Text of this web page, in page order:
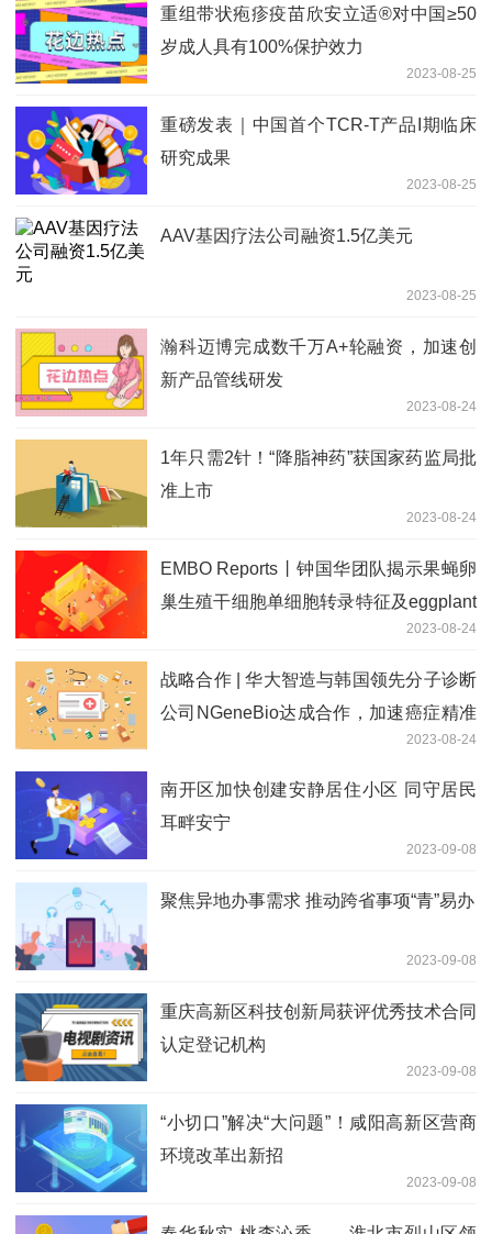
重组带状疱疹疫苗欣安立适®对中国≥50
岁成人具有100%保护效力
2023-08-25
重磅发表｜中国首个TCR-T产品I期临床
研究成果
2023-08-25
AAV基因疗法公司融资1.5亿美元
2023-08-25
瀚科迈博完成数千万A+轮融资，加速创
新产品管线研发
2023-08-24
1年只需2针！“降脂神药”获国家药监局批
准上市
2023-08-24
EMBO Reports丨钟国华团队揭示果蝇卵
巢生殖干细胞单细胞转录特征及eggplant
2023-08-24
战略合作 | 华大智造与韩国领先分子诊断
公司NGeneBio达成合作，加速癌症精准
2023-08-24
南开区加快创建安静居住小区 同守居民
耳畔安宁
2023-09-08
聚焦异地办事需求 推动跨省事项“青”易办
2023-09-08
重庆高新区科技创新局获评优秀技术合同
认定登记机构
2023-09-08
“小切口”解决“大问题”！咸阳高新区营商
环境改革出新招
2023-09-08